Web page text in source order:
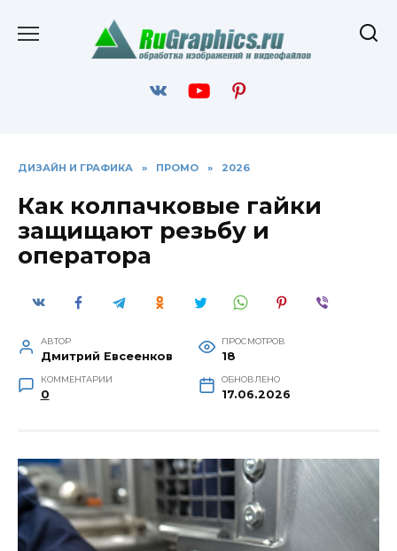
содержанию
ДИЗАЙН И ГРАФИКА » ПРОМО » 2026
Как колпачковые гайки
защищают резьбу и
оператора
АВТОР
Дмитрий Евсеенков
ПРОСМОТРОВ
18
КОММЕНТАРИИ
0
ОБНОВЛЕНО
17.06.2026